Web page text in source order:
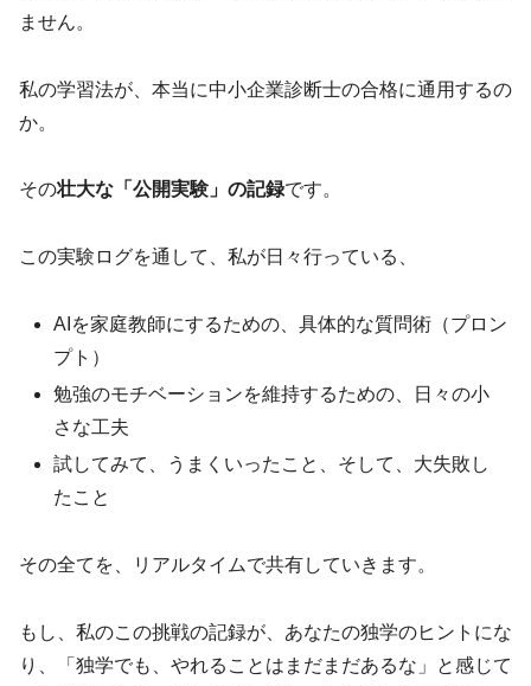
ません。
私の学習法が、本当に中小企業診断士の合格に通用するの
か。
その壮大な「公開実験」の記録です。
この実験ログを通して、私が日々行っている、
AIを家庭教師にするための、具体的な質問術（プロン
プト）
勉強のモチベーションを維持するための、日々の小
さな工夫
試してみて、うまくいったこと、そして、大失敗し
たこと
その全てを、リアルタイムで共有していきます。
もし、私のこの挑戦の記録が、あなたの独学のヒントにな
り、「独学でも、やれることはまだまだあるな」と感じて